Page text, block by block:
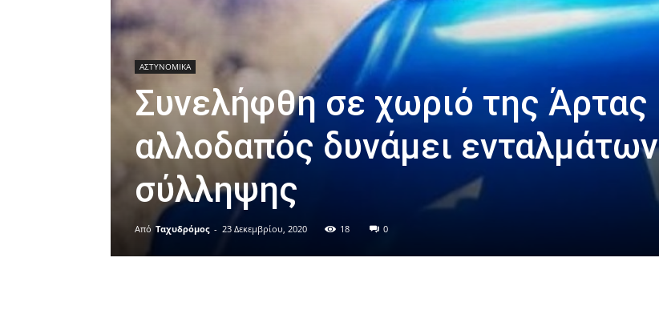
ΑΣΤΥΝΟΜΙΚΑ
Συνελήφθη σε χωριό της Άρτας
αλλοδαπός δυνάμει ενταλμάτων
σύλληψης
Από Ταχυδρόμος - 23 Δεκεμβρίου, 2020 18 0